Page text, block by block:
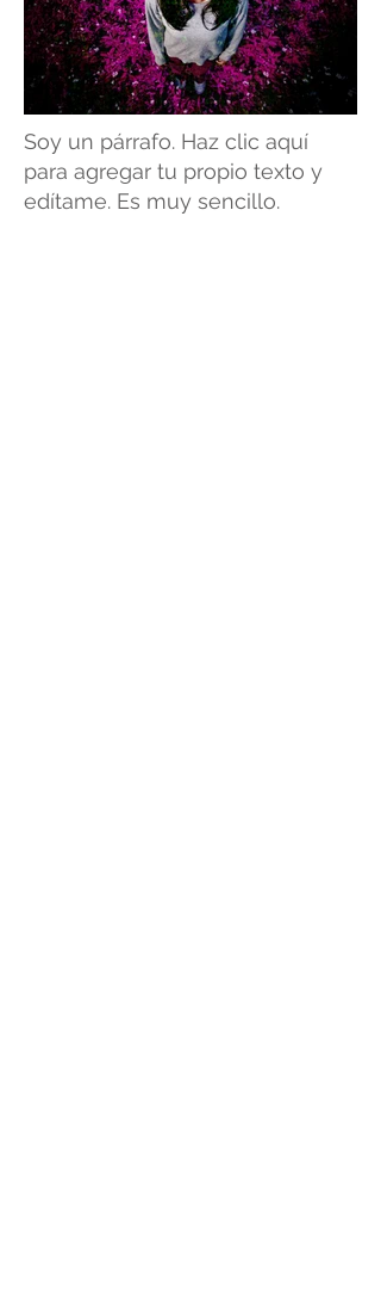
Soy un párrafo. Haz clic aquí
para agregar tu propio texto y
edítame. Es muy sencillo.